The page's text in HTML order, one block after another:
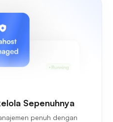
Sepenuhnya
penuh dengan